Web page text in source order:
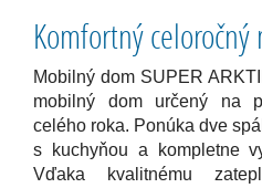
Komfortný
Mobilný dom SUPER
mobilný dom určený na
celého roka. Ponúka dve
s kuchyňou a kompletne
Vďaka kvalitnému